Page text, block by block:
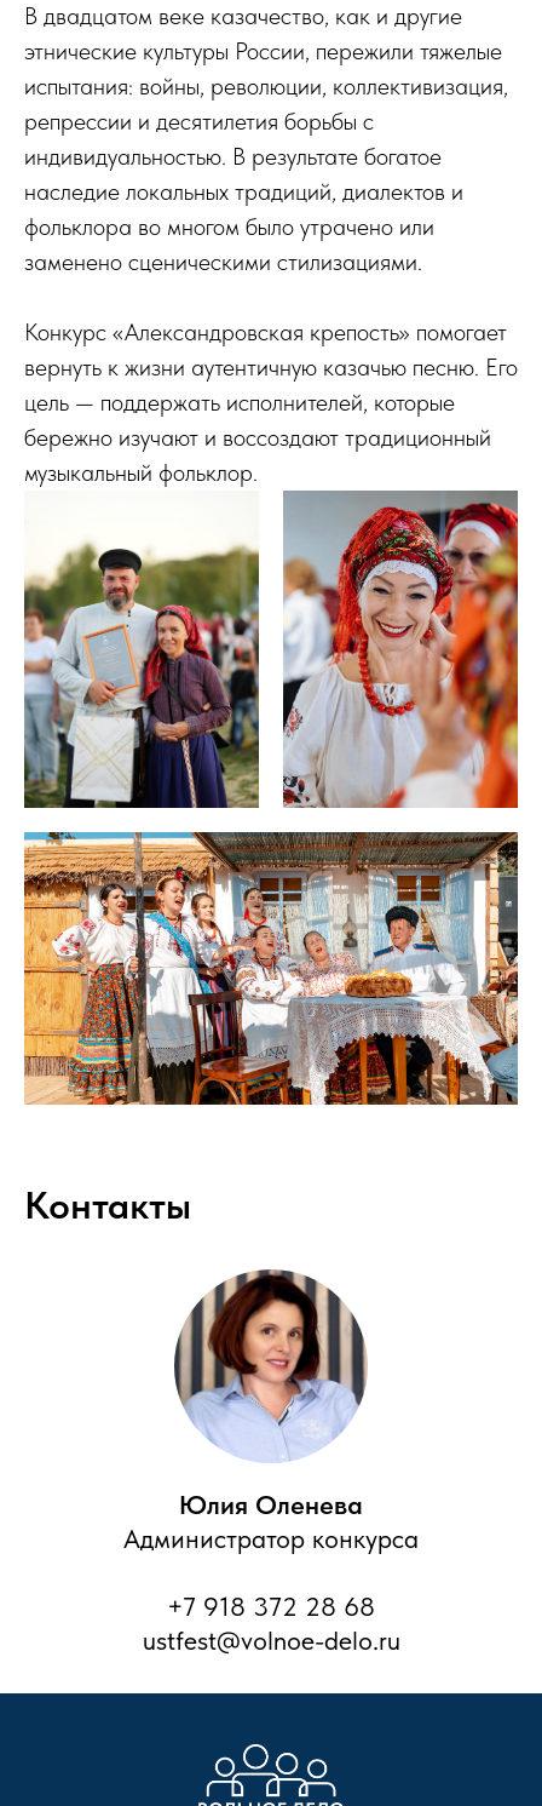
В двадцатом веке казачество, как и другие
этнические культуры России, пережили тяжелые
испытания: войны, революции, коллективизация,
репрессии и десятилетия борьбы с
индивидуальностью. В результате богатое
наследие локальных традиций, диалектов и
фольклора во многом было утрачено или
заменено сценическими стилизациями.
Конкурс «Александровская крепость» помогает
вернуть к жизни аутентичную казачью песню. Его
цель — поддержать исполнителей, которые
бережно изучают и воссоздают традиционный
музыкальный фольклор.
Контакты
Юлия Оленева
Администратор конкурса
+7 918 372 28 68
ustfest@volnoe-delo.ru